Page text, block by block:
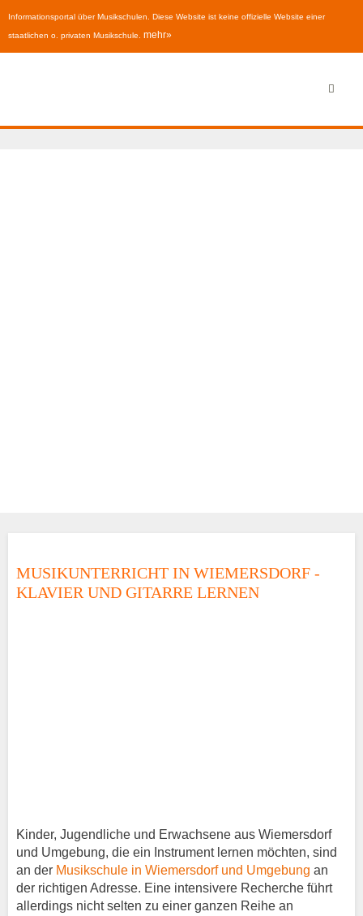
Informationsportal über Musikschulen. Diese Website ist keine offizielle Website einer
staatlichen o. privaten Musikschule. mehr»
MUSIKUNTERRICHT IN WIEMERSDORF -
KLAVIER UND GITARRE LERNEN
Kinder, Jugendliche und Erwachsene aus Wiemersdorf
und Umgebung, die ein Instrument lernen möchten, sind
an der Musikschule in Wiemersdorf und Umgebung an
der richtigen Adresse. Eine intensivere Recherche führt
allerdings nicht selten zu einer ganzen Reihe an